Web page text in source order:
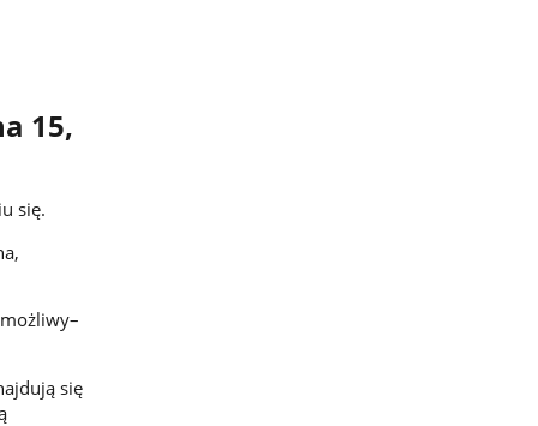
15,
się.
się